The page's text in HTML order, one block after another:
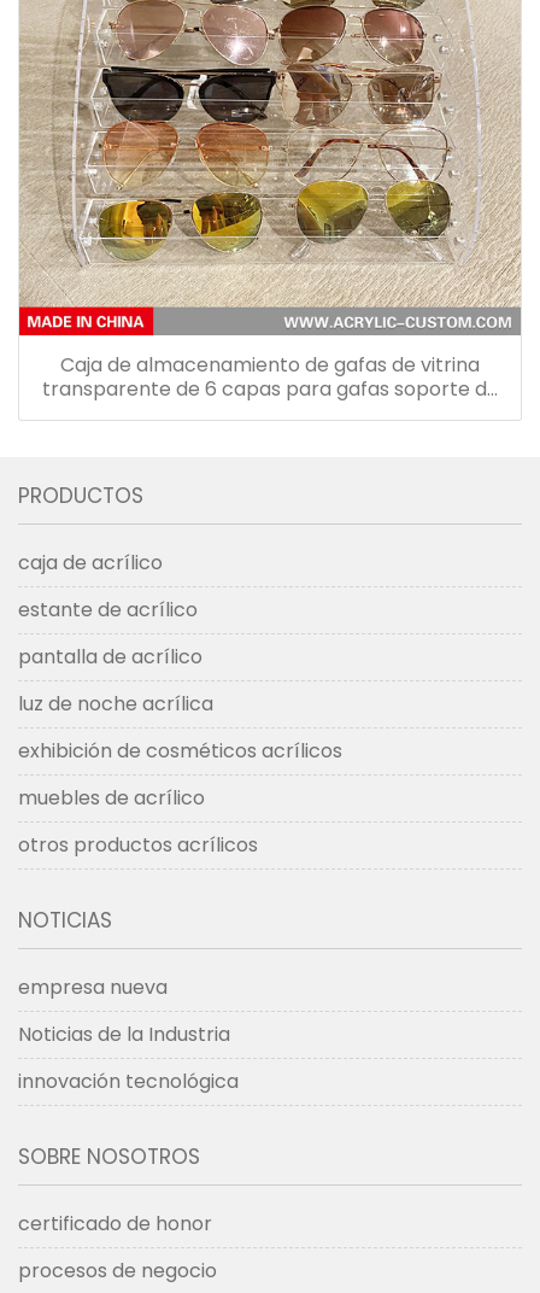
Caja de almacenamiento de gafas de vitrina
transparente de 6 capas para gafas soporte de
mesa
PRODUCTOS
caja de acrílico
estante de acrílico
pantalla de acrílico
luz de noche acrílica
exhibición de cosméticos acrílicos
muebles de acrílico
otros productos acrílicos
NOTICIAS
empresa nueva
Noticias de la Industria
innovación tecnológica
SOBRE NOSOTROS
certificado de honor
procesos de negocio